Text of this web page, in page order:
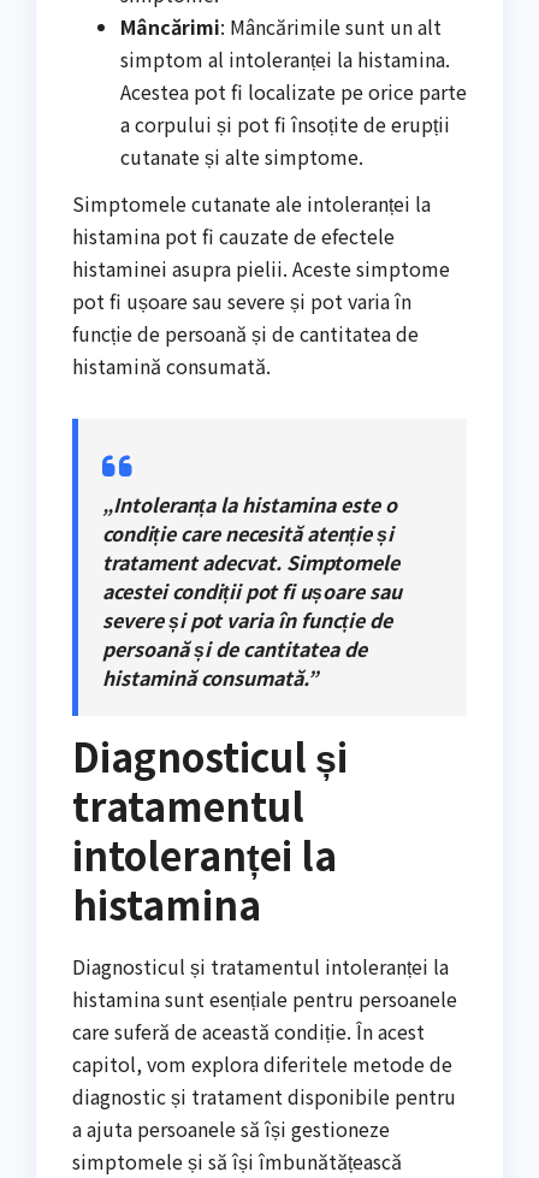
Mâncărimi: Mâncărimile sunt un alt
simptom al intoleranței la histamina.
Acestea pot fi localizate pe orice parte
a corpului și pot fi însoțite de erupții
cutanate și alte simptome.
Simptomele cutanate ale intoleranței la
histamina pot fi cauzate de efectele
histaminei asupra pielii. Aceste simptome
pot fi ușoare sau severe și pot varia în
funcție de persoană și de cantitatea de
histamină consumată.
„Intoleranța la histamina este o
condiție care necesită atenție și
tratament adecvat. Simptomele
acestei condiții pot fi ușoare sau
severe și pot varia în funcție de
persoană și de cantitatea de
histamină consumată.”
Diagnosticul și
tratamentul
intoleranței la
histamina
Diagnosticul și tratamentul intoleranței la
histamina sunt esențiale pentru persoanele
care suferă de această condiție. În acest
capitol, vom explora diferitele metode de
diagnostic și tratament disponibile pentru
a ajuta persoanele să își gestioneze
simptomele și să își îmbunătățească